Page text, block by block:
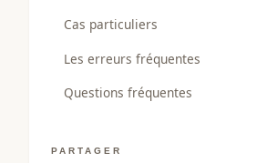
Cas particuliers
Les erreurs fréquentes
Questions fréquentes
PARTAGER